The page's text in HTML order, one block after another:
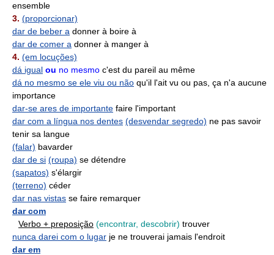
ensemble
3. (proporcionar)
dar de beber a donner à boire à
dar de comer a donner à manger à
4. (em locuções)
dá igual ou no mesmo c'est du pareil au même
dá no mesmo se ele viu ou não qu'il l'ait vu ou pas, ça n'a aucune
importance
dar-se ares de importante faire l'important
dar com a língua nos dentes (desvendar segredo) ne pas savoir
tenir sa langue
(falar) bavarder
dar de si (roupa) se détendre
(sapatos) s'élargir
(terreno) céder
dar nas vistas se faire remarquer
dar com
Verbo + preposição (encontrar, descobrir) trouver
nunca darei com o lugar je ne trouverai jamais l'endroit
dar em